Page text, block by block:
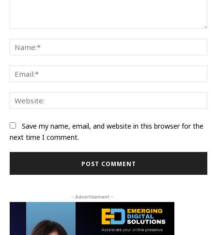
Save my name, email, and website in this browser for the
next time I comment.
- Advertisement -